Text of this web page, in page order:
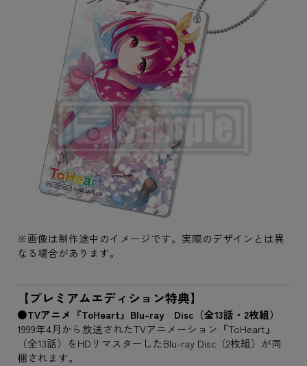
※画像は制作途中のイメージです。実際のデザインとは異
なる場合があります。
【プレミアムエディション特典】
●TVアニメ『ToHeart』Blu-ray Disc（全13話・2枚組）
1999年4月から放送されたTVアニメーション『ToHeart』
（全13話）をHDリマスターしたBlu-ray Disc（2枚組）が同
梱されます。